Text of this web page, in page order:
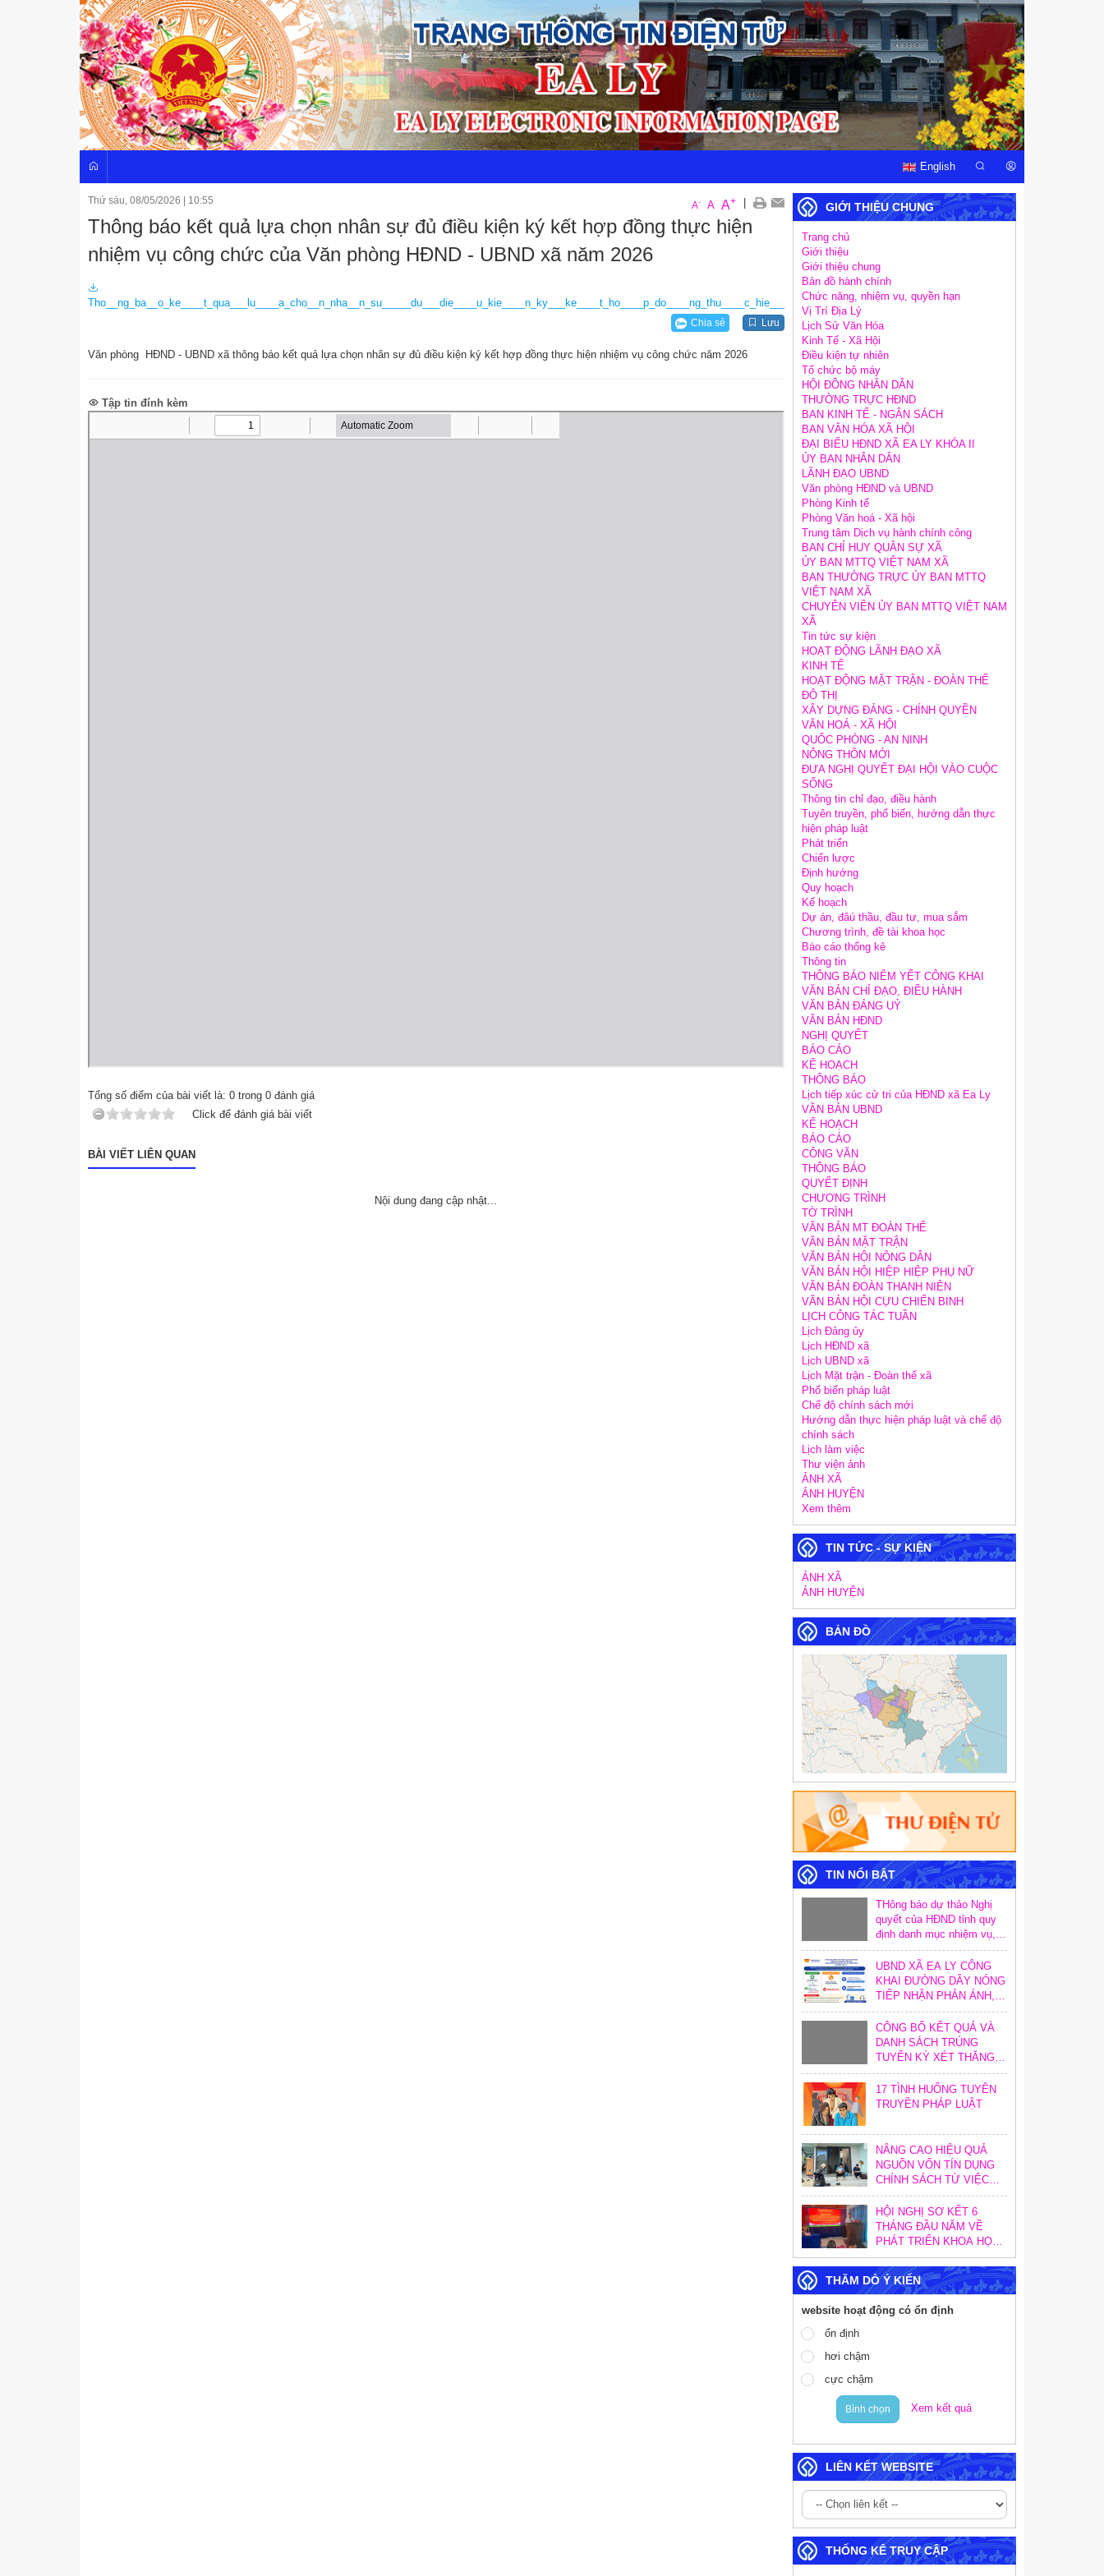
English
Thứ sáu, 08/05/2026 | 10:55 A- A A+
Thông báo kết quả lựa chọn nhân sự đủ điều kiện ký kết hợp đồng thực hiện
nhiệm vụ công chức của Văn phòng HĐND - UBND xã năm 2026
Tho__ng_ba__o_ke____t_qua___lu____a_cho__n_nha__n_su_____du___die____u_kie____n_ky___ke____t_ho____p_do____ng_thu____c_hie____n_nhie____m_vu___co__ng_chu____c_4e186.pdf
Chia sẻ Lưu
Văn phòng HĐND - UBND xã thông báo kết quả lựa chọn nhân sự đủ điều kiện ký kết hợp đồng thực hiện nhiệm vụ công chức năm 2026
Tập tin đính kèm
Tổng số điểm của bài viết là: 0 trong 0 đánh giá
Click để đánh giá bài viết
BÀI VIẾT LIÊN QUAN
Nội dung đang cập nhật...
GIỚI THIỆU CHUNG
Trang chủ
Giới thiệu
Giới thiệu chung
Bản đồ hành chính
Chức năng, nhiệm vụ, quyền hạn
Vị Trí Địa Lý
Lịch Sử Văn Hóa
Kinh Tế - Xã Hội
Điều kiện tự nhiên
Tổ chức bộ máy
HỘI ĐỒNG NHÂN DÂN
THƯỜNG TRỰC HĐND
BAN KINH TẾ - NGÂN SÁCH
BAN VĂN HÓA XÃ HỘI
ĐẠI BIỂU HĐND XÃ EA LY KHÓA II
ỦY BAN NHÂN DÂN
LÃNH ĐẠO UBND
Văn phòng HĐND và UBND
Phòng Kinh tế
Phòng Văn hoá - Xã hội
Trung tâm Dịch vụ hành chính công
BAN CHỈ HUY QUÂN SỰ XÃ
ỦY BAN MTTQ VIỆT NAM XÃ
BAN THƯỜNG TRỰC ỦY BAN MTTQ
VIỆT NAM XÃ
CHUYÊN VIÊN ỦY BAN MTTQ VIỆT NAM
XÃ
Tin tức sự kiện
HOẠT ĐỘNG LÃNH ĐẠO XÃ
KINH TẾ
HOẠT ĐỘNG MẶT TRẬN - ĐOÀN THỂ
ĐÔ THỊ
XÂY DỰNG ĐẢNG - CHÍNH QUYỀN
VĂN HOÁ - XÃ HỘI
QUỐC PHÒNG - AN NINH
NÔNG THÔN MỚI
ĐƯA NGHỊ QUYẾT ĐẠI HỘI VÀO CUỘC
SỐNG
Thông tin chỉ đạo, điều hành
Tuyên truyền, phổ biến, hướng dẫn thực
hiện pháp luật
Phát triển
Chiến lược
Định hướng
Quy hoạch
Kế hoạch
Dự án, đâú thầu, đầu tư, mua sắm
Chương trình, đề tài khoa học
Báo cáo thống kê
Thông tin
THÔNG BÁO NIÊM YẾT CÔNG KHAI
VĂN BẢN CHỈ ĐẠO, ĐIỀU HÀNH
VĂN BẢN ĐẢNG UỶ
VĂN BẢN HĐND
NGHỊ QUYẾT
BÁO CÁO
KẾ HOẠCH
THÔNG BÁO
Lịch tiếp xúc cử tri của HĐND xã Ea Ly
VĂN BẢN UBND
KẾ HOẠCH
BÁO CÁO
CÔNG VĂN
THÔNG BÁO
QUYẾT ĐỊNH
CHƯƠNG TRÌNH
TỜ TRÌNH
VĂN BẢN MT ĐOÀN THỂ
VĂN BẢN MẶT TRẬN
VĂN BẢN HỘI NÔNG DÂN
VĂN BẢN HỘI HIỆP HIỆP PHỤ NỮ
VĂN BẢN ĐOÀN THANH NIÊN
VĂN BẢN HỘI CỰU CHIẾN BINH
LỊCH CÔNG TÁC TUẦN
Lịch Đảng ủy
Lịch HĐND xã
Lịch UBND xã
Lịch Mặt trận - Đoàn thể xã
Phổ biến pháp luật
Chế độ chính sách mới
Hướng dẫn thực hiện pháp luật và chế độ
chính sách
Lịch làm việc
Thư viện ảnh
ẢNH XÃ
ẢNH HUYỆN
Xem thêm
TIN TỨC - SỰ KIỆN
ẢNH XÃ
ẢNH HUYỆN
BẢN ĐỒ
TIN NỔI BẬT
THông báo dự thảo Nghị
quyết của HĐND tỉnh quy
định danh mục nhiệm vụ,
hoạt động và định mức
khoán chi trong công tác
xây dựng văn bản quy
phạm pháp luật trên địa
UBND XÃ EA LY CÔNG
KHAI ĐƯỜNG DÂY NÓNG
TIẾP NHẬN PHẢN ÁNH,
KIẾN NGHỊ VỀ THỦ TỤC
HÀNH CHÍNH
CÔNG BỐ KẾT QUẢ VÀ
DANH SÁCH TRÚNG
TUYỂN KỲ XÉT THĂNG
HẠNG CHỨC DANH NGHỀ
NGHIỆP GIÁO VIÊN NĂM
2026
17 TÌNH HUỐNG TUYÊN
TRUYỀN PHÁP LUẬT
NÂNG CAO HIỆU QUẢ
NGUỒN VỐN TÍN DỤNG
CHÍNH SÁCH TỪ VIỆC
TĂNG CƯỜNG CÔNG
TÁC KIỂM TRA, KIỂM
SOÁT NỘI BỘ
HỘI NGHỊ SƠ KẾT 6
THÁNG ĐẦU NĂM VỀ
PHÁT TRIỂN KHOA HỌC,
CÔNG NGHỆ, ĐỔI MỚI
SÁNG TẠO VÀ CHUYỂN
ĐỔI SỐ; SƠ KẾT CÔNG
TRONG CÁC CƠ QUAN
THĂM DÒ Ý KIẾN
website hoạt động có ổn định
ổn định
hơi chậm
cực chậm
Bình chọn Xem kết quả
LIÊN KẾT WEBSITE
THỐNG KÊ TRUY CẬP